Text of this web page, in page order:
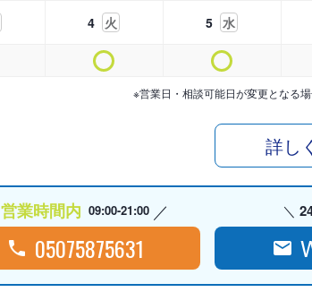
4 火 5 水
※営業日・相談可能日が変更となる
詳し
営業時間内 09:00-21:00
05075875631